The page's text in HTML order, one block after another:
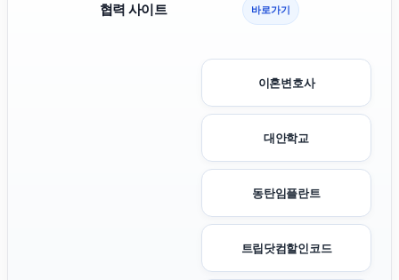
협력 사이트 바로가기
이혼변호사
대안학교
동탄임플란트
트립닷컴할인코드